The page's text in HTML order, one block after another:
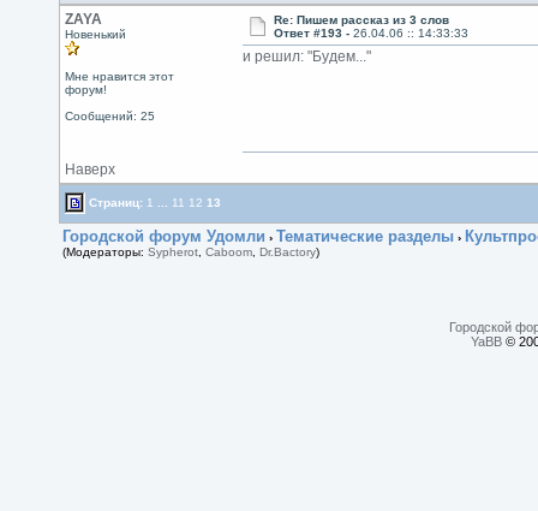
ZAYA
Новенький
Мне нравится этот
форум!
Сообщений: 25
Re: Пишем рассказ из 3 слов
Ответ #193 - 26.04.06 :: 14:33:33
и решил: "Будем..."
Наверх
Страниц: 1 11 12 13
Городской форум Удомли › Тематические разделы ›
(Модераторы: Sypherot Caboom Dr.Bactory)
Городской
YaBB ©